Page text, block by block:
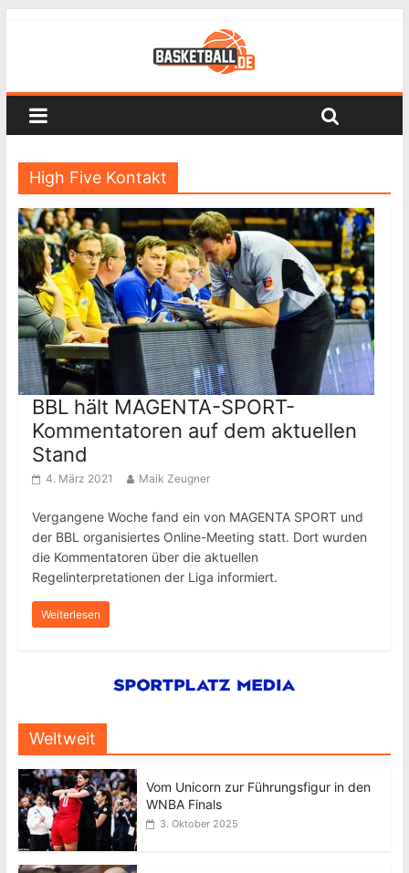
High Five Kontakt
BBL hält MAGENTA-SPORT-
Kommentatoren auf dem aktuellen
Stand
4. März 2021 Maik Zeugner
Vergangene Woche fand ein von MAGENTA SPORT und
der BBL organisiertes Online-Meeting statt. Dort wurden
die Kommentatoren über die aktuellen
Regelinterpretationen der Liga informiert.
Weiterlesen
Weltweit
Vom Unicorn zur Führungsfigur in den
WNBA Finals
3. Oktober 2025